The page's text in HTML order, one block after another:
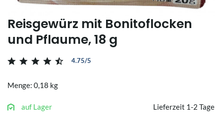
Reisgewürz mit Bonitoflocken
und Pflaume, 18 g
4.75/5
Menge: 0,18 kg
auf Lager Lieferzeit 1-2 Tage